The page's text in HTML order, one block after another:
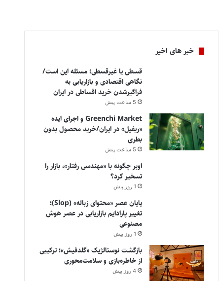
خبر های اخیر
قسطی یا غیرقسطی؛ مسئله این است/
نگاهی اقتصادی و بازاریابی به
فراگیرشدن خرید اقساطی در ایران
5 ساعت پیش
Greenchi Market و اجرای ایده
«ریفیل» در ایران/خرید محصول بدون
بطری
5 ساعت پیش
اوبر چگونه با «مهندسی رفتار»، بازار را
تسخیر کرد؟
1 روز پیش
پایان عصر «محتوای زباله» (Slop)؛
تغییر پارادایم بازاریابی در عصر هوش
مصنوعی
1 روز پیش
بازگشت نوستالژیک «گلدفیش»؛ ترکیبی
از خاطره‌بازی و سلامت‌محوری
4 روز پیش